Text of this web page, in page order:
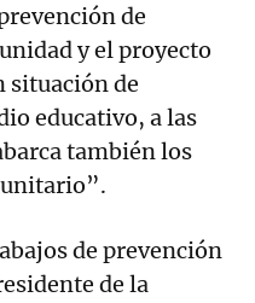
de
y el proyecto
situación de
educativo, a las
también los
de prevención
de la